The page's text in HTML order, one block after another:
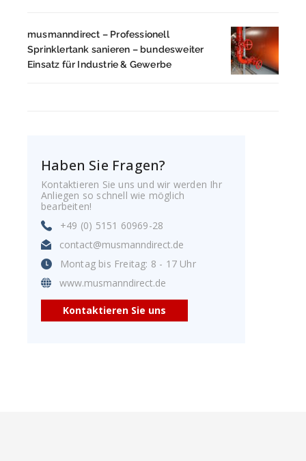
musmanndirect – Professionell
Sprinklertank sanieren – bundesweiter
Einsatz für Industrie & Gewerbe
Haben Sie Fragen?
Kontaktieren Sie uns und wir werden Ihr
Anliegen so schnell wie möglich
bearbeiten!
+49 (0) 5151 60969-28
contact@musmanndirect.de
Montag bis Freitag: 8 - 17 Uhr
www.musmanndirect.de
Kontaktieren Sie uns